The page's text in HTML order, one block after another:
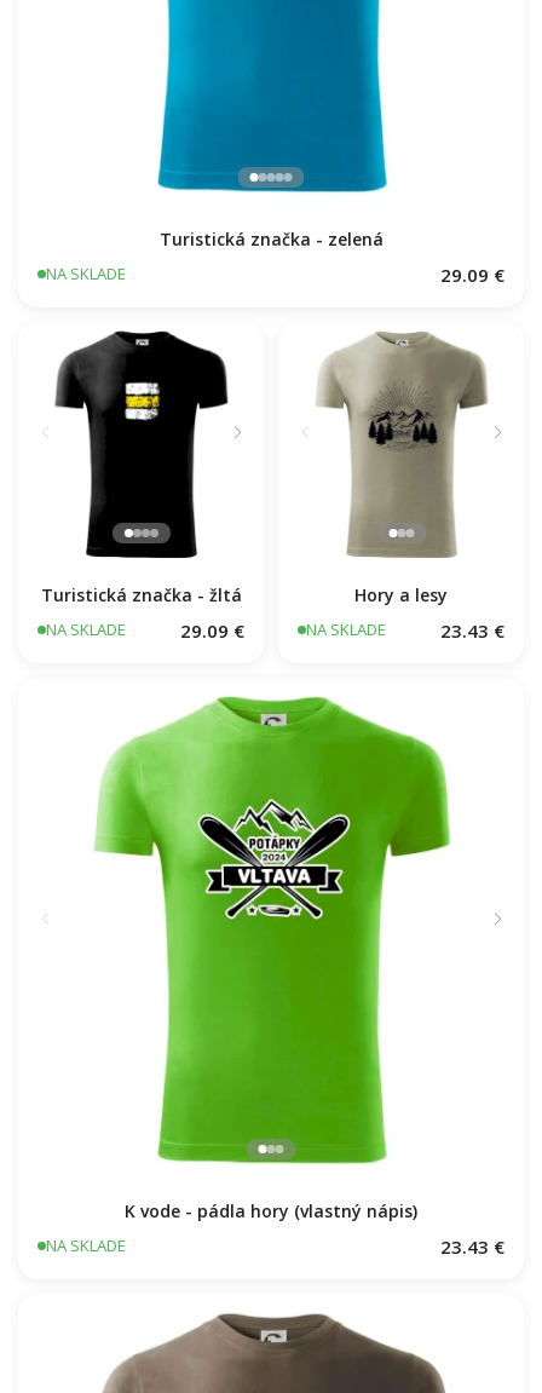
Turistická značka - zelená
NA SKLADE 29.09 €
Turistická značka - žltá
NA SKLADE 29.09 €
Hory a lesy
NA SKLADE 23.43 €
K vode - pádla hory (vlastný nápis)
NA SKLADE 23.43 €